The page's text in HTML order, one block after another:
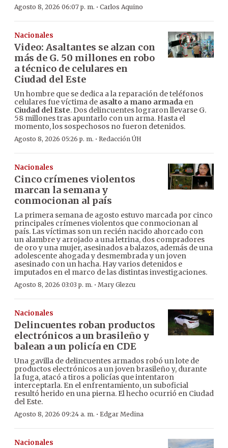
Agosto 8, 2026 06:07 p. m. · Carlos Aquino
Nacionales
Video: Asaltantes se alzan con
más de G. 50 millones en robo
a técnico de celulares en
Ciudad del Este
Un hombre que se dedica a la reparación de teléfonos
celulares fue víctima de asalto a mano armada en
Ciudad del Este. Dos delincuentes lograron llevarse G.
58 millones tras apuntarlo con un arma. Hasta el
momento, los sospechosos no fueron detenidos.
Agosto 8, 2026 05:26 p. m. · Redacción ÚH
Nacionales
Cinco crímenes violentos
marcan la semana y
conmocionan al país
La primera semana de agosto estuvo marcada por cinco
principales crímenes violentos que conmocionan al
país. Las víctimas son un recién nacido ahorcado con
un alambre y arrojado a una letrina, dos compradores
de oro y una mujer, asesinados a balazos, además de una
adolescente ahogada y desmembrada y un joven
asesinado con un hacha. Hay varios detenidos e
imputados en el marco de las distintas investigaciones.
Agosto 8, 2026 03:03 p. m. · Mary Glezcu
Nacionales
Delincuentes roban productos
electrónicos a un brasileño y
balean a un policía en CDE
Una gavilla de delincuentes armados robó un lote de
productos electrónicos a un joven brasileño y, durante
la fuga, atacó a tiros a policías que intentaron
interceptarla. En el enfrentamiento, un suboficial
resultó herido en una pierna. El hecho ocurrió en Ciudad
del Este.
Agosto 8, 2026 09:24 a. m. · Edgar Medina
Nacionales